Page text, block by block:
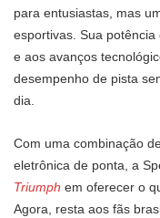
para entusiastas, mas
esportivas. Sua
e aos avanços
desempenho de pista
dia.
Com uma combinação
eletrônica de ponta, a
Triumph em oferecer o
Agora, resta aos fãs